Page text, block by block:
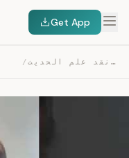
Get App
/ سعيد الصرفندي: نقد علم الحديث — TRANSCRIPT